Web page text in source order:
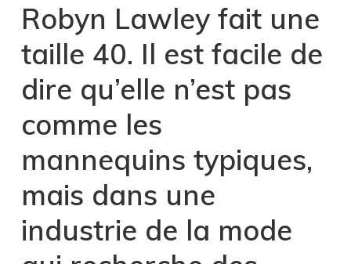
Robyn Lawley fait une
taille 40. Il est facile de
dire qu’elle n’est pas
comme les
mannequins typiques,
mais dans une
industrie de la mode